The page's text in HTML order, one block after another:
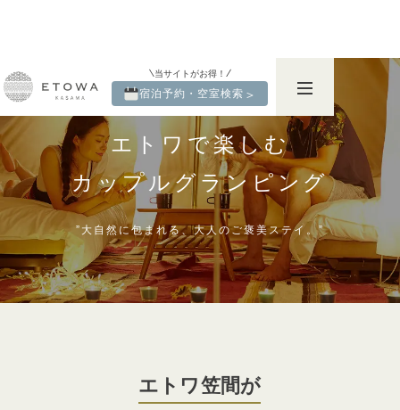
当サイトがお得！
宿泊予約・空室検索 ＞
エトワで楽しむ
カップルグランピング
”大自然に包まれる、大人のご褒美ステイ。”
エトワ笠間が